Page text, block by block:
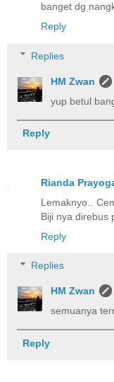
banget dg
Reply
Replies
HM Zwan
yup betul
Reply
Rianda
Lemaknyo..
Biji nya direbus
Reply
Replies
HM Zwan
semuanya
Reply